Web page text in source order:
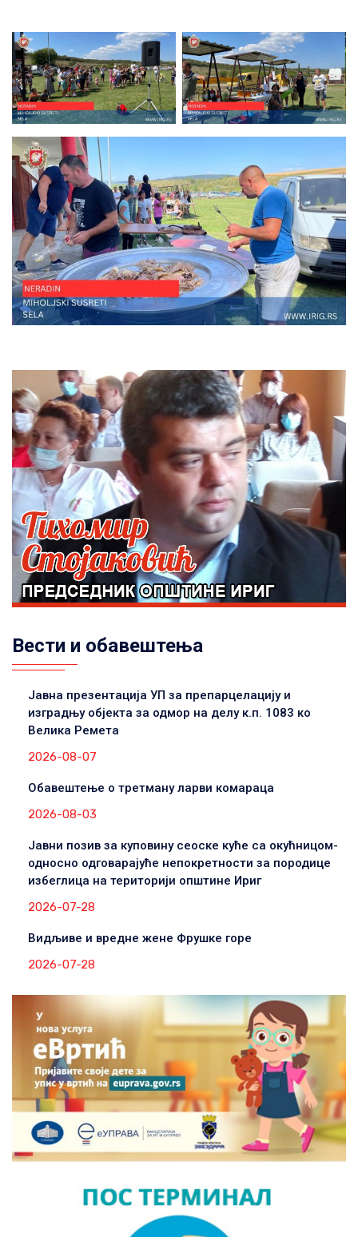
Вести и обавештења
Јавна презентација УП за препарцелацију и
изградњу објекта за одмор на делу к.п. 1083 ко
Велика Ремета
2026-08-07
Обавештење о третману ларви комараца
2026-08-03
Јавни позив за куповину сеоске куће са окућницом-
односно одговарајуће непокретности за породице
избеглица на територији општине Ириг
2026-07-28
Видљиве и вредне жене Фрушке горе
2026-07-28